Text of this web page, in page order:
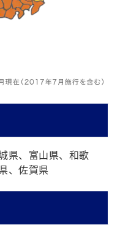
県、富山県、和歌
、佐賀県